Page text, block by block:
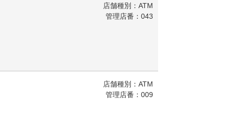
店舗種別：ATM
管理店番：043
店舗種別：ATM
管理店番：009